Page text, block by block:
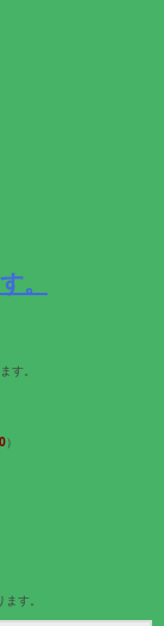
。
す。
）
す。